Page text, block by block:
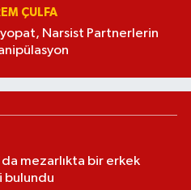
ÇULFA
Narsist Partnerlerin
mezarlıkta bir erkek
bulundu